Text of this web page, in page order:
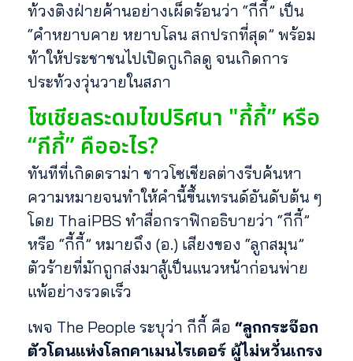
ท้วงติงฝ่ายค้านอย่างเผ็ดร้อนว่า “กีกี้” เป็น
“คำหยาบคาย หยาบโลน สกปรกที่สุด” พร้อม
ท้าให้ประชาชนไปเปิดกูเกิลดู จนเกิดการ
ประท้วงวุ่นวายในสภา
โซเชียลระดมไขปริศนา "กี้กี้” หรือ
“กีกี้” คืออะไร?
ทันทีที่เกิดดราม่า ชาวโซเชียลต่างรีบค้นหา
ความหมายจนทำให้คำนี้ขึ้นเทรนด์อันดับต้น ๆ
โดย ThaiPBS ทำสื่อกราฟิกอธิบายว่า “กีกี้”
หรือ “กี้กี้” หมายถึง (อ.) เสียงของ “ลูกสมุน”
ตัวร้ายที่มักถูกส่งมาสู้เป็นแนวหน้าก่อนพ่าย
แพ้อย่างรวดเร็ว
เพจ The People ระบุว่า กีกี้ คือ “ลูกกระจ๊อก
ตัวโดนแห่งโลกคาเมนไรเดอร์ ผู้ไม่หวั่นเกรง